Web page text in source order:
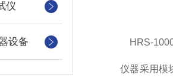
仪
设备 HRS-
仪器采用模